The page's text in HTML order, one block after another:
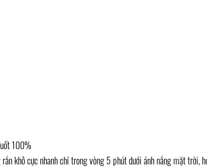
100%
khô cực nhanh chỉ trong vòng 5 phút dưới ánh nắng mặt